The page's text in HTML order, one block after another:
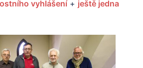
vyhlášení+ ještě jedna